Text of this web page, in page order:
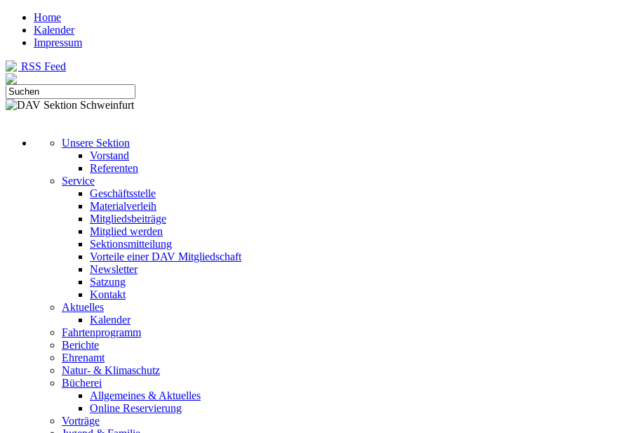
Home
Kalender
Impressum
RSS Feed
Unsere Sektion
Vorstand
Referenten
Service
Geschäftsstelle
Materialverleih
Mitgliedsbeiträge
Mitglied werden
Sektionsmitteilung
Vorteile einer DAV Mitgliedschaft
Newsletter
Satzung
Kontakt
Aktuelles
Kalender
Fahrtenprogramm
Berichte
Ehrenamt
Natur- & Klimaschutz
Bücherei
Allgemeines & Aktuelles
Online Reservierung
Vorträge